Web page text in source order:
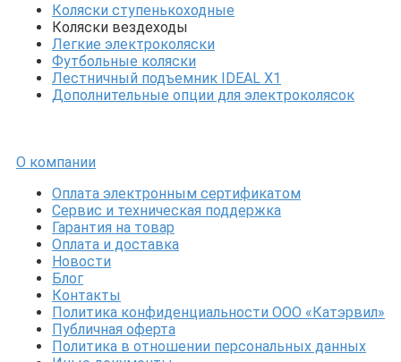
Коляски ступенькоходные
Коляски вездеходы
Легкие электроколяски
Футбольные коляски
Лестничный подъемник IDEAL X1
Дополнительные опции для электроколясок
О компании
Оплата электронным сертификатом
Сервис и техническая поддержка
Гарантия на товар
Оплата и доставка
Новости
Блог
Контакты
Политика конфиденциальности ООО «Катэрвил»
Публичная оферта
Политика в отношении персональных данных